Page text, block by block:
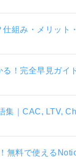
組み・メリット
！完全早見ガイ
集｜CAC, LTV,
無料で使える